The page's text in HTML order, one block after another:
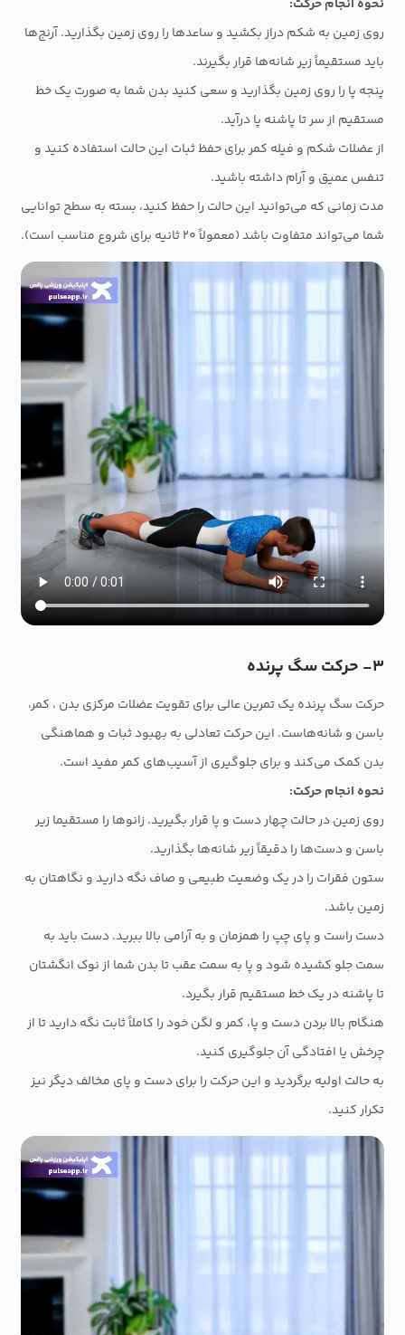
نحوه انجام حرکت:
روی زمین به شکم دراز بکشید و ساعدها را روی زمین بگذارید. آرنج‌ها
باید مستقیماً زیر شانه‌ها قرار بگیرند.
پنجه پا را روی زمین بگذارید و سعی کنید بدن شما به صورت یک خط
مستقیم از سر تا پاشنه پا درآید.
از عضلات شکم و فیله کمر برای حفظ ثبات این حالت استفاده کنید و
تنفس عمیق و آرام داشته باشید.
مدت زمانی که می‌توانید این حالت را حفظ کنید، بسته به سطح توانایی
شما می‌تواند متفاوت باشد (معمولاً ۲۰ ثانیه برای شروع مناسب است).
۳- حرکت سگ پرنده
حرکت سگ پرنده یک تمرین عالی برای تقویت عضلات مرکزی بدن ، کمر،
باسن و شانه‌هاست. این حرکت تعادلی به بهبود ثبات و هماهنگی
بدن کمک می‌کند و برای جلوگیری از آسیب‌های کمر مفید است.
نحوه انجام حرکت:
روی زمین در حالت چهار دست و پا قرار بگیرید. زانوها را مستقیما زیر
باسن و دست‌ها را دقیقاً زیر شانه‌ها بگذارید.
ستون فقرات را در یک وضعیت طبیعی و صاف نگه دارید و نگاهتان به
زمین باشد.
دست راست و پای چپ را همزمان و به آرامی بالا ببرید. دست باید به
سمت جلو کشیده شود و پا به سمت عقب تا بدن شما از نوک انگشتان
تا پاشنه در یک خط مستقیم قرار بگیرد.
هنگام بالا بردن دست و پا، کمر و لگن خود را کاملاً ثابت نگه دارید تا از
چرخش یا افتادگی آن جلوگیری کنید.
به حالت اولیه برگردید و این حرکت را برای دست و پای مخالف دیگر نیز
تکرار کنید.